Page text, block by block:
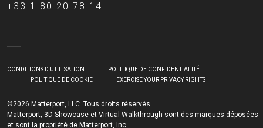
+33 1 80 20 78 14
©2026 Matterport, LLC. Tous droits réservés.
Matterport, 3D Showcase et Virtual Walkthrough sont des marques déposées
et sont la propriété de Matterport, Inc.
CONDITIONS D'UTILISATION
POLITIQUE DE CONFIDENTIALITÉ
POLITIQUE DE COOKIE
EXERCISE YOUR PRIVACY RIGHTS